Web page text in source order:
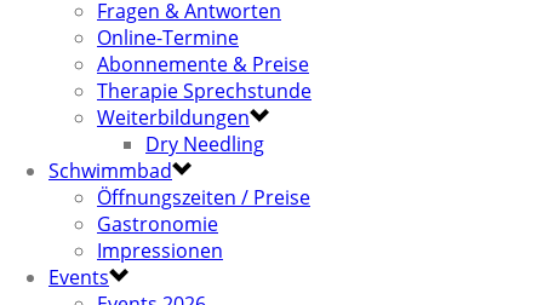
Fragen & Antworten
Online-Termine
Abonnemente & Preise
Therapie Sprechstunde
Weiterbildungen
Dry Needling
Schwimmbad
Öffnungszeiten / Preise
Gastronomie
Impressionen
Events